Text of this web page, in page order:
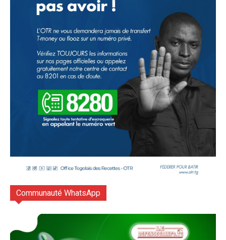
Communauté WhatsApp